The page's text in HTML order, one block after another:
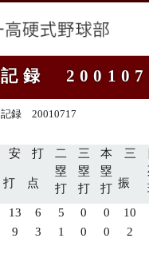
記録
記録 20010717
安
打
打
点
二
塁
打
三
塁
打
本
塁
打
三
振
13 6 5 0 0 10
9 3 1 0 0 2